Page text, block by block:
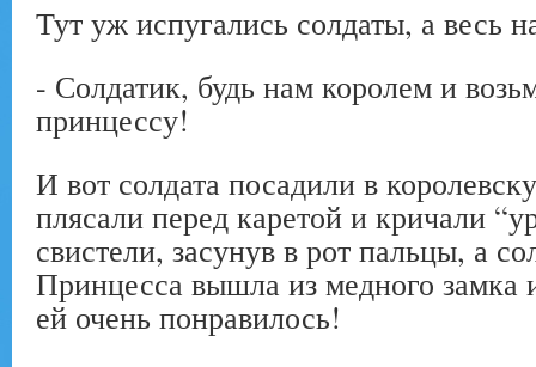
Тут уж испугались солдаты, а весь
- Солдатик, будь нам королем и
принцессу!
И вот солдата посадили в
плясали перед каретой и кричали
свистели, засунув в рот пальцы, а
Принцесса вышла из медного замка
ей очень понравилось!